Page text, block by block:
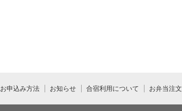
お申込み方法 お知らせ 合宿利用について お弁当注文